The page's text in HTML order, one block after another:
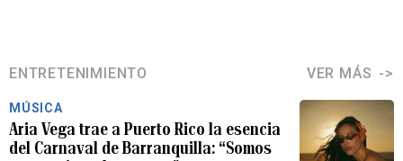
ENTRETENIMIENTO VER MÁS
MÚSICA
Aria Vega trae a Puerto Rico la esencia
del Carnaval de Barranquilla: “Somos